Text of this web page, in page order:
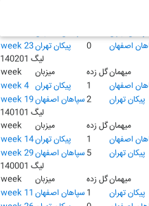
week 23پيکان تهران 0 اصفهان
لیگ 140201
week
میزبان گل زدهمیهمان
week 4 پيکان تهران 1 اصفهان
week 19سپاهان اصفهان2 پيکان تهران
لیگ 140101
week
میزبان گل زدهمیهمان
week 14پيکان تهران 1 اصفهان
week 29سپاهان اصفهان 5 پيکان تهران
لیگ 140001
week
میزبان گل زدهمیهمان
week 11 سپاهان اصفهان 1 پيکان تهران